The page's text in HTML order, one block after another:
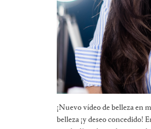
¡Nuevo vídeo de belleza en
belleza ¡y deseo concedido!